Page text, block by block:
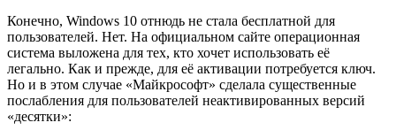
Конечно, Windows 10 отнюдь не стала бесплатной для
пользователей. Нет. На официальном сайте операционная
система выложена для тех, кто хочет использовать её
легально. Как и прежде, для её активации потребуется ключ.
Но и в этом случае «Майкрософт» сделала существенные
послабления для пользователей неактивированных версий
«десятки»: